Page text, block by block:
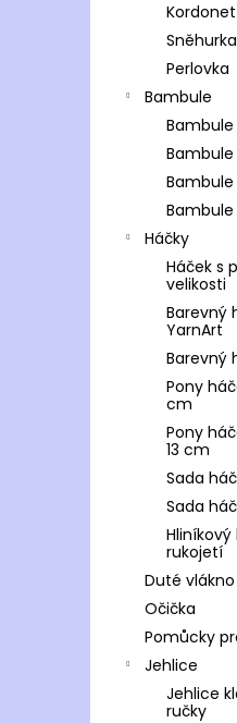
Sněhurka
Perlovka
Bambule
Bambule
Bambule
Bambule
Bambule
Háčky
Háček s
velikosti
Barevný
YarnArt
Barevný
Pony
cm
Pony
13 cm
Sada
Sada
rukojetí
Duté vlákno
Očička
Pomůcky
Jehlice
Jehlice
ručky